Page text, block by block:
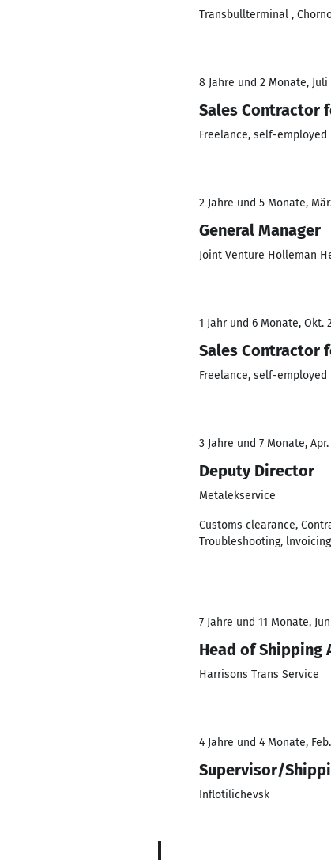
Transbullterminal ,
8 Jahre und 2 Monate, Juli
Sales Contractor
Freelance, self-employed
2 Jahre und 5 Monate,
General Manager
Joint Venture Holleman
1 Jahr und 6 Monate, Okt.
Sales Contractor
Freelance, self-employed
3 Jahre und 7 Monate,
Deputy Director
Metalekservice
Customs clearance,
Troubleshooting,
7 Jahre und 11 Monate,
Head of Shipping
Harrisons Trans Service
4 Jahre und 4 Monate,
Supervisor/
Inflotilichevsk